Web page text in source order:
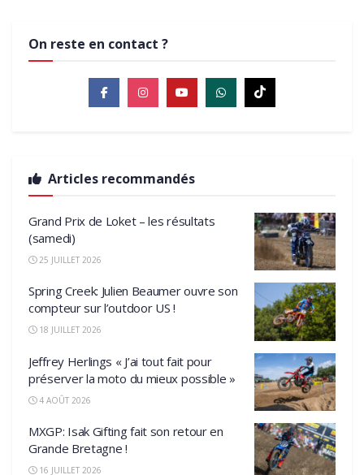
On reste en contact ?
Articles recommandés
Grand Prix de Loket – les résultats
(samedi)
25 JUILLET 2026
Spring Creek: Julien Beaumer ouvre son
compteur sur l’outdoor US !
18 JUILLET 2026
Jeffrey Herlings « J’ai tout fait pour
préserver la moto du mieux possible »
4 AOÛT 2026
MXGP: Isak Gifting fait son retour en
Grande Bretagne !
16 JUILLET 2026